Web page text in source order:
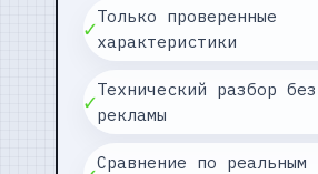
✓Только проверенные
характеристики
✓Технический разбор без
рекламы
Сравнение по реальным